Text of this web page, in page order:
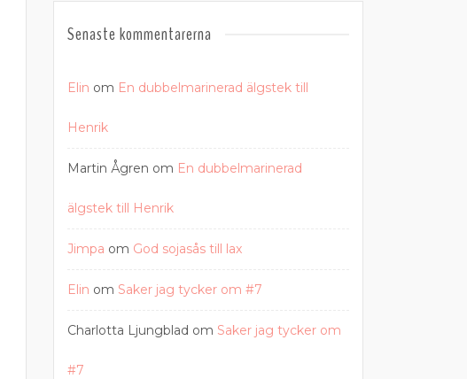
Senaste kommentarerna
Elin om En dubbelmarinerad älgstek till
Henrik
Martin Ågren om En dubbelmarinerad
älgstek till Henrik
Jimpa om God sojasås till lax
Elin om Saker jag tycker om #7
Charlotta Ljungblad om Saker jag tycker om
#7